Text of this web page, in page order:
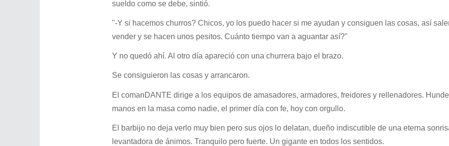
sueldo como se debe, sintió.
"-Y si hacemos churros? Chicos, yo los puedo hacer si me ayudan y consiguen las cosas, así
vender y se hacen unos pesitos. Cuánto tiempo van a aguantar así?"
Y no quedó ahí. Al otro día apareció con una churrera bajo el brazo.
Se consiguieron las cosas y arrancaron.
El comanDANTE dirige a los equipos de amasadores, armadores, freidores y rellenadores.
manos en la masa como nadie, el primer día con fe, hoy con orgullo.
El barbijo no deja verlo muy bien pero sus ojos lo delatan, dueño indiscutible de una eterna
levantadora de ánimos. Tranquilo pero fuerte. Un gigante en todos los sentidos.